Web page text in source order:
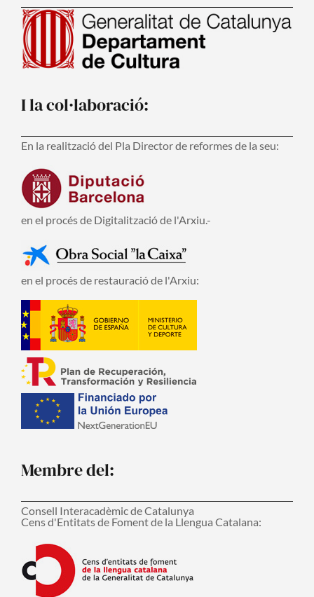
I la col·laboració:
En la realització del Pla Director de reformes de la seu:
en el procés de Digitalització de l'Arxiu.-
en el procés de restauració de l'Arxiu:
Membre del:
Consell Interacadèmic de Catalunya
Cens d'Entitats de Foment de la Llengua Catalana: